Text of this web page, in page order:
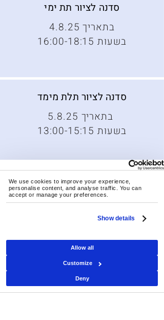
We use cookies to improve your experience,
personalise content, and analyse traffic. You can
accept or manage your preferences.
Show details
Allow all
Customize
Deny
סדנה לציור תת ימי
4.8.25 בתאריך
16:00-18:15 בשעות
סדנה לציור תלת מימד
13:00-15:15 בשעות
הירשמו עכשיו